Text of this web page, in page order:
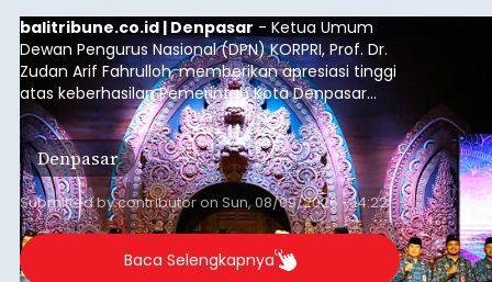
balitribune.co.id | Denpasar - Ketua Umum
Dewan Pengurus Nasional (DPN) KORPRI, Prof. Dr.
Zudan Arif Fahrulloh, memberikan apresiasi tinggi
atas keberhasilan Pemerintah Kota Denpasar
dan KORPRI Kota Denpasar dalam
mengimplementasikan program gotong royong
kepedulian sosial bertajuk "Sembagi Arutala".
Denpasar
Submitted bycontributoron Sun, 08/09/2026 - 14:22
Baca Selengkapnya